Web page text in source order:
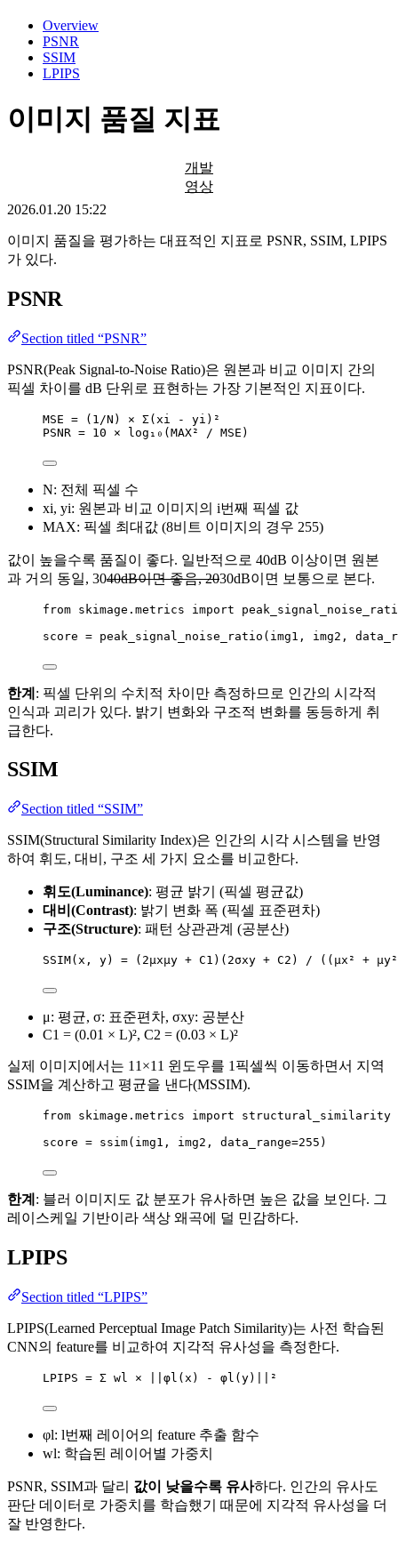
Overview
PSNR
SSIM
LPIPS
이미지 품질 지표
개발
영상
2026.01.20 15:22
이미지 품질을 평가하는 대표적인 지표로 PSNR, SSIM, LPIPS
가 있다.
PSNR
Section titled “PSNR”
PSNR(Peak Signal-to-Noise Ratio)은 원본과 비교 이미지 간의
픽셀 차이를 dB 단위로 표현하는 가장 기본적인 지표이다.
MSE = (1/N) × Σ(xi - yi)²
PSNR = 10 × log₁₀(MAX² / MSE)
N: 전체 픽셀 수
xi, yi: 원본과 비교 이미지의 i번째 픽셀 값
MAX: 픽셀 최대값 (8비트 이미지의 경우 255)
값이 높을수록 품질이 좋다. 일반적으로 40dB 이상이면 원본
과 거의 동일, 3040dB이면 좋음, 2030dB이면 보통으로 본다.
from skimage.metrics import
score = peak_signal_noise_ratio ( img1 , img2 ,
한계 : 픽셀 단위의 수치적 차이만 측정하므로 인간의 시각적
인식과 괴리가 있다. 밝기 변화와 구조적 변화를 동등하게 취
급한다.
SSIM
Section titled “SSIM”
SSIM(Structural Similarity Index)은 인간의 시각 시스템을 반영
하여 휘도, 대비, 구조 세 가지 요소를 비교한다.
휘도(Luminance): 평균 밝기 (픽셀 평균값)
대비(Contrast): 밝기 변화 폭 (픽셀 표준편차)
구조(Structure): 패턴 상관관계 (공분산)
SSIM(x, y) = (2μxμy + C1)(2σxy + C2) / ((μx² +
μ: 평균, σ: 표준편차, σxy: 공분산
C1 = (0.01 × L)², C2 = (0.03 × L)²
실제 이미지에서는 11×11 윈도우를 1픽셀씩 이동하면서 지역
SSIM을 계산하고 평균을 낸다(MSSIM).
from skimage.metrics import structural_similarity
score = ssim( img1 , img2 , data_range=255 )
한계 : 블러 이미지도 값 분포가 유사하면 높은 값을 보인다. 그
레이스케일 기반이라 색상 왜곡에 덜 민감하다.
LPIPS
Section titled “LPIPS”
LPIPS(Learned Perceptual Image Patch Similarity)는 사전 학습된
CNN의 feature를 비교하여 지각적 유사성을 측정한다.
LPIPS = Σ wl × ||φl(x) - φl(y)||²
φl: l번째 레이어의 feature 추출 함수
wl: 학습된 레이어별 가중치
PSNR, SSIM과 달리 값이 낮을수록 유사하다. 인간의 유사도
판단 데이터로 가중치를 학습했기 때문에 지각적 유사성을 더
잘 반영한다.